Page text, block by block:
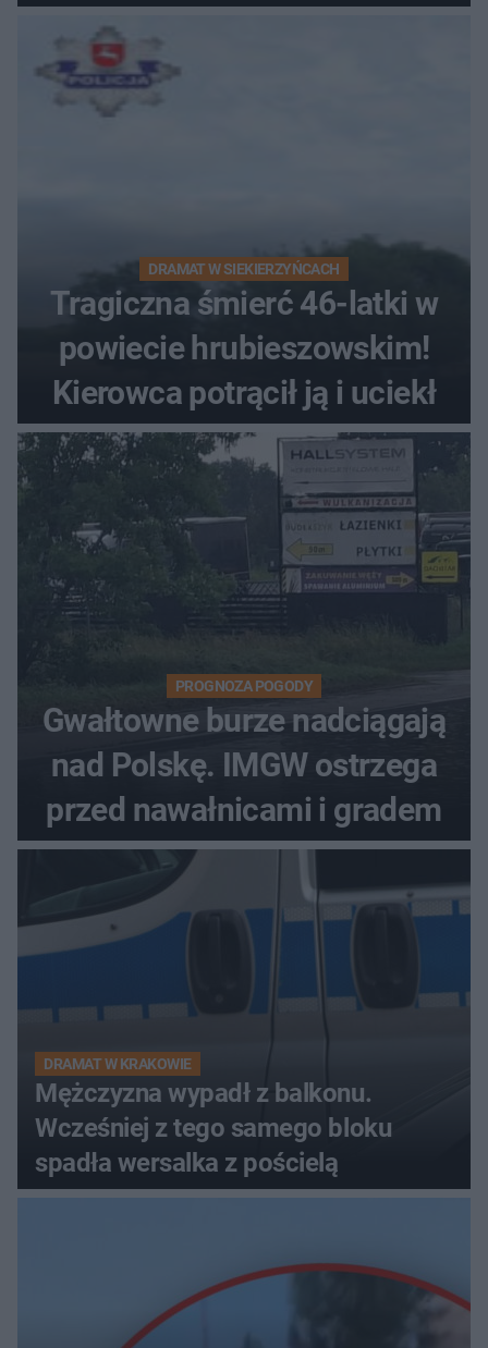
zabytki, bywał tu nawet król
DRAMAT W SIEKIERZYŃCACH
Tragiczna śmierć 46-latki w
powiecie hrubieszowskim!
Kierowca potrącił ją i uciekł
PROGNOZA POGODY
Gwałtowne burze nadciągają
nad Polskę. IMGW ostrzega
przed nawałnicami i gradem
DRAMAT W KRAKOWIE
Mężczyzna wypadł z balkonu.
Wcześniej z tego samego bloku
spadła wersalka z pościelą